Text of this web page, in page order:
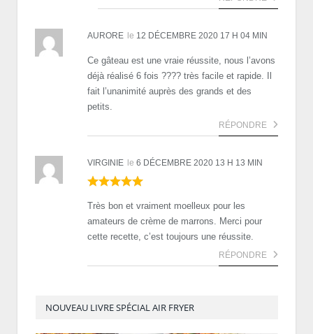
AURORE le 12 DÉCEMBRE 2020 17 H 04 MIN
Ce gâteau est une vraie réussite, nous l’avons
déjà réalisé 6 fois ???? très facile et rapide. Il
fait l’unanimité auprès des grands et des
petits.
RÉPONDRE
VIRGINIE le 6 DÉCEMBRE 2020 13 H 13 MIN
Très bon et vraiment moelleux pour les
amateurs de crème de marrons. Merci pour
cette recette, c’est toujours une réussite.
RÉPONDRE
NOUVEAU LIVRE SPÉCIAL AIR FRYER